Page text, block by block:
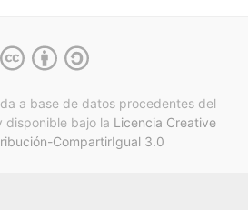
a base de datos procedentes del
disponible bajo la Licencia Creative
CompartirIgual 3.0